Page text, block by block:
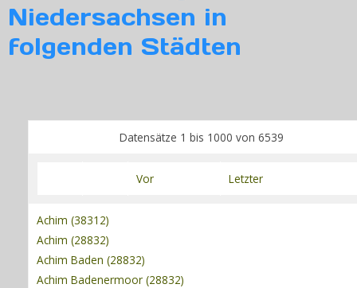
Niedersachsen in
folgenden Städten
Datensätze 1 bis 1000 von 6539
Vor Letzter
Achim (38312)
Achim (28832)
Achim Baden (28832)
Achim Badenermoor (28832)